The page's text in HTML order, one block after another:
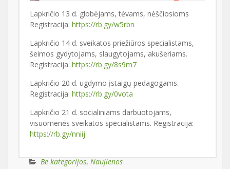
Lapkričio 13 d. globėjams, tėvams, nėščiosioms
Registracija: https://rb.gy/w5rbn
Lapkričio 14 d. sveikatos priežiūros specialistams,
šeimos gydytojams, slaugytojams, akušeriams.
Registracija: https://rb.gy/8s9m7
Lapkričio 20 d. ugdymo įstaigų pedagogams.
Registracija: https://rb.gy/0vota
Lapkričio 21 d. socialiniams darbuotojams,
visuomenės sveikatos specialistams. Registracija:
https://rb.gy/nniij
Be kategorijos, Naujienos